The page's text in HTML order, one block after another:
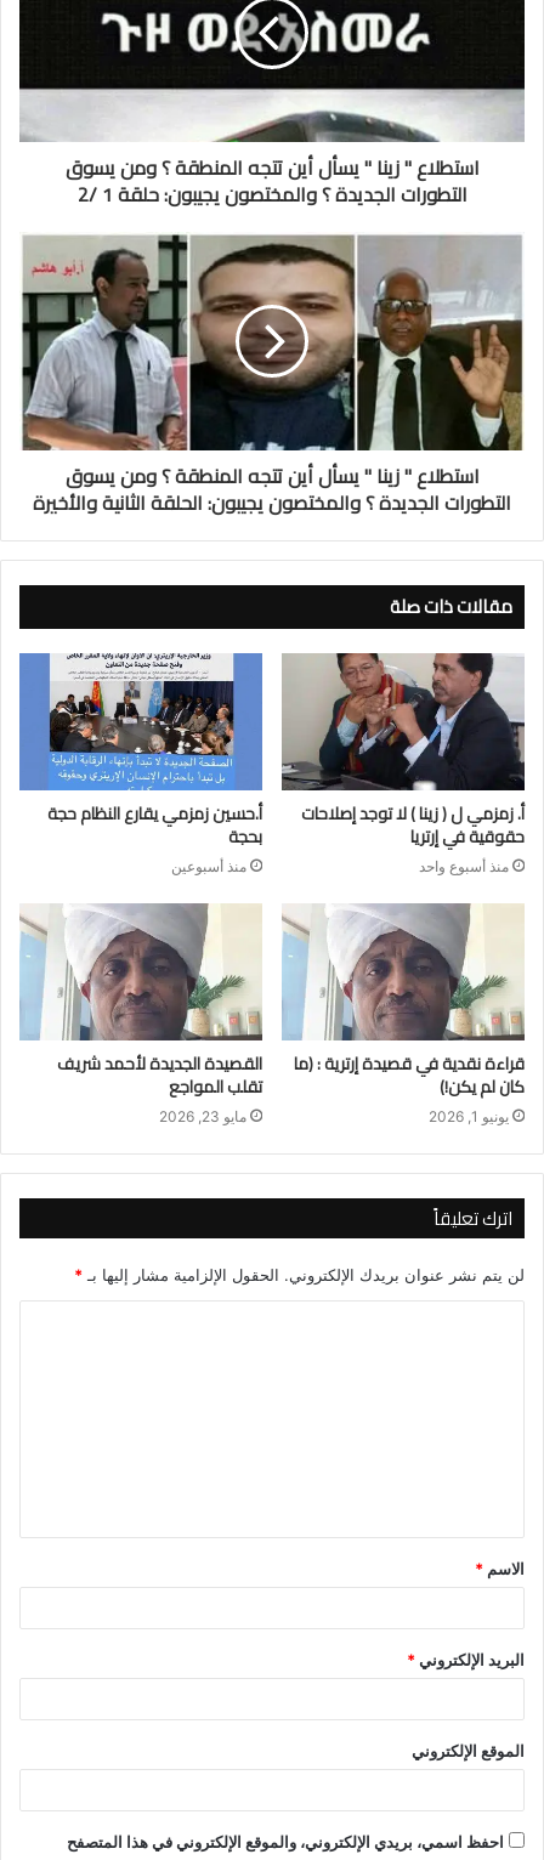
استطلاع " زينا " يسأل أين تتجه المنطقة ؟ ومن يسوق
التطورات الجديدة ؟ والمختصون يجيبون: حلقة 1 /2
استطلاع " زينا " يسأل أين تتجه المنطقة ؟ ومن يسوق
التطورات الجديدة ؟ والمختصون يجيبون: الحلقة الثانية والأخيرة
مقالات ذات صلة
أ. زمزمي ل ( زينا ) لا توجد إصلاحات
حقوقية في إرتريا
منذ أسبوع واحد
أ.حسين زمزمي يقارع النظام حجة
بحجة
منذ أسبوعين
قراءة نقدية في قصيدة إرترية : (ما
كان لم يكن!)
يونيو 1, 2026
القصيدة الجديدة لأحمد شريف
تقلب المواجع
مايو 23, 2026
اترك تعليقاً
لن يتم نشر عنوان بريدك الإلكتروني. الحقول الإلزامية مشار إليها بـ *
ق
*
الاسم *
البريد الإلكتروني*
الموقع الإلكتروني
احفظ اسمي، بريدي الإلكتروني، والموقع الإلكتروني في هذا المتصفح